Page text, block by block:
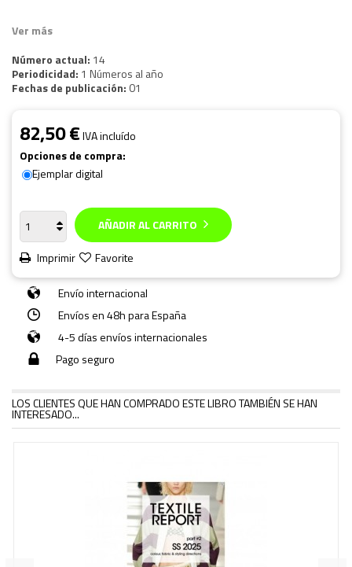
Ver más
Número actual: 14
Periodicidad: 1 Números al año
Fechas de publicación: 01
82,50 €IVA incluído
Opciones de compra:
Ejemplar digital
AÑADIR AL CARRITO
Imprimir
Favorite
Envío internacional
Envíos en 48h para España
4-5 días envíos internacionales
Pago seguro
LOS CLIENTES QUE HAN COMPRADO ESTE LIBRO TAMBIÉN SE HAN
INTERESADO...